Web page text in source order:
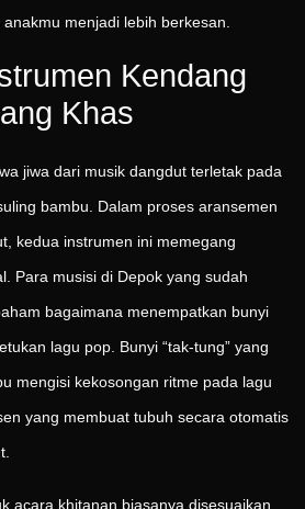
menjadi lebih berkesan.
Kendang
Khas
jiwa dari musik dangdut terletak pada
bambu. Dalam proses aransemen
kedua instrumen ini memegang
Para musisi di Depok yang sudah
bagaimana menempatkan bunyi
lagu pop. Bunyi “tak-tung” yang
mengisi kekosongan ritme pada lagu
yang membuat tubuh secara otomatis
acara khitanan biasanya disesuaikan